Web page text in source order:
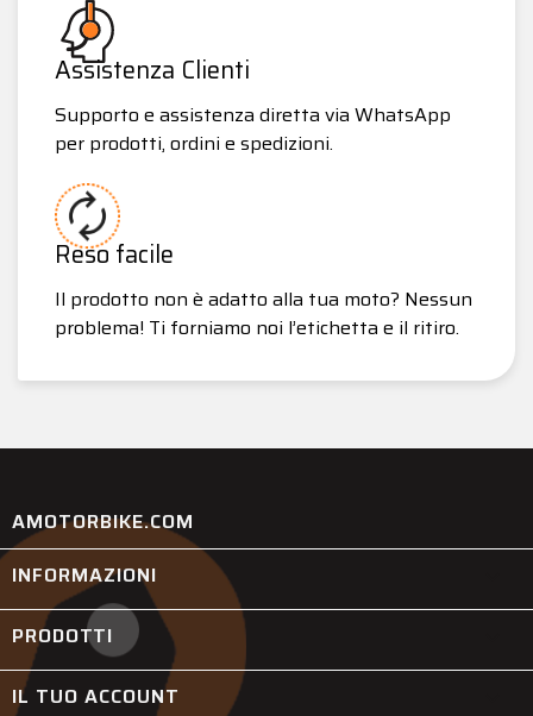
Assistenza Clienti
Supporto e assistenza diretta via WhatsApp
per prodotti, ordini e spedizioni.
Reso facile
Il prodotto non è adatto alla tua moto? Nessun
problema! Ti forniamo noi l’etichetta e il ritiro.
AMOTORBIKE.COM
INFORMAZIONI
PRODOTTI
IL TUO ACCOUNT